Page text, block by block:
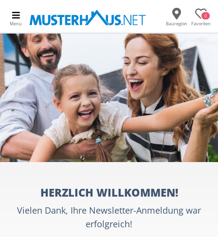
Menü Bauregion
0
Favoriten
HERZLICH WILLKOMMEN!
Vielen Dank, Ihre Newsletter-Anmeldung war
erfolgreich!